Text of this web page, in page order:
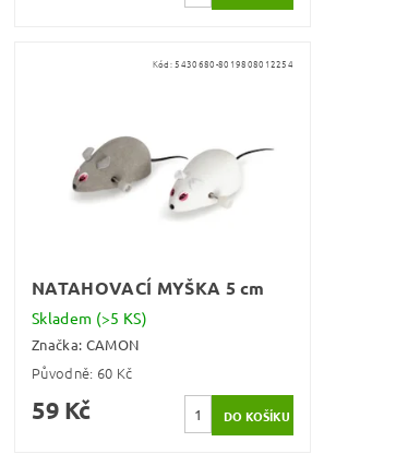
Kód:5430680-8019808012254
NATAHOVACÍ MYŠKA 5 cm
Skladem (>5 KS)
Značka: CAMON
Původně: 60 Kč
59 Kč